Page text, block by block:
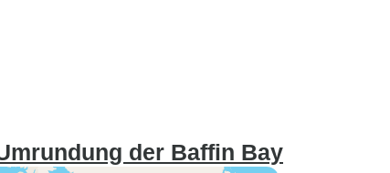
der Baffin Bay